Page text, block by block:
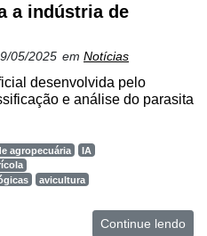
a indústria de
05/2025 em Notícias
desenvolvida pelo
e análise do parasita
agropecuária
IA
avicultura
Continue lendo